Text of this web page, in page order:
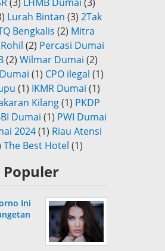
Lurah Bintan (3) 2Tak
Bengkalis (2) Mitra
(2) Percasi Dumai
(2) Wilmar Dumai (2)
(1) CPO ilegal (1)
(1) IKMR Dumai (1)
Kilang (1) PKDP
Dumai (1) PWI Dumai
2024(1) Riau Atensi
The Best Hotel (1)
Ini